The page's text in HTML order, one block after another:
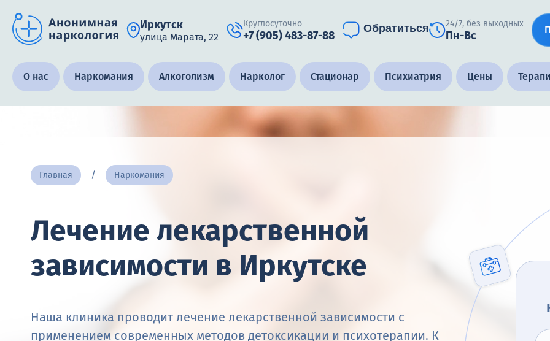
Иркутск
улица Марата, 22
Круглосуточно
+7 (905) 483-87-88
Обратиться 24/7, без выходных
Пн-Вс
Получить помощь специалиста
Адрес call-центра
Иркутск, улица Марата, 22
О нас Наркомания Алкоголизм Нарколог Стационар Психиатрия Цены
Главная Наркомания
Лечение лекарственной
зависимости в Иркутске
Наша клиника проводит лечение лекарственной зависимости с
применением современных методов детоксикации и психотерапии. К